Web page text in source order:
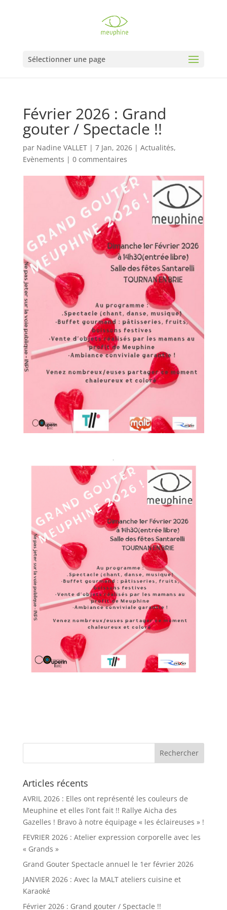
Sélectionner une page
Février 2026 : Grand
gouter / Spectacle !!
par Nadine VALLET| 7 Jan, 2026| Actualités,
Evènements | 0 commentaires
Articles récents
AVRIL 2026 : Elles ont représenté les couleurs de
Meuphine et elles l’ont fait !! Rallye Aicha des
Gazelles ! Bravo à notre équipage « les éclaireuses » !
FEVRIER 2026 : Atelier expression corporelle avec les
« Grands »
Grand Gouter Spectacle annuel le 1er février 2026
JANVIER 2026 : Avec la MALT ateliers cuisine et
Karaoké
Février 2026 : Grand gouter / Spectacle !!